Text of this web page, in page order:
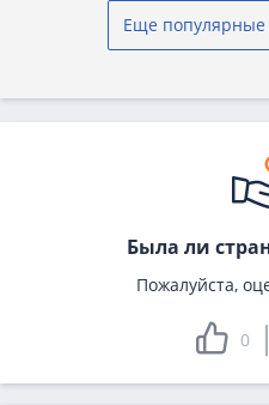
Еще
Была ли
Пожалуйста,
0